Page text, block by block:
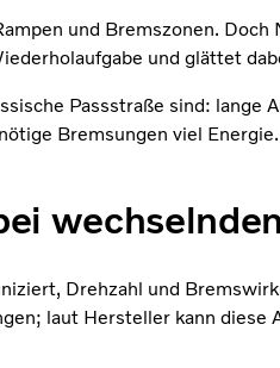
und Bremszonen. Doch
und glättet
Passstraße sind: lange
Bremsungen viel
Drehzahl und
laut Hersteller kann diese